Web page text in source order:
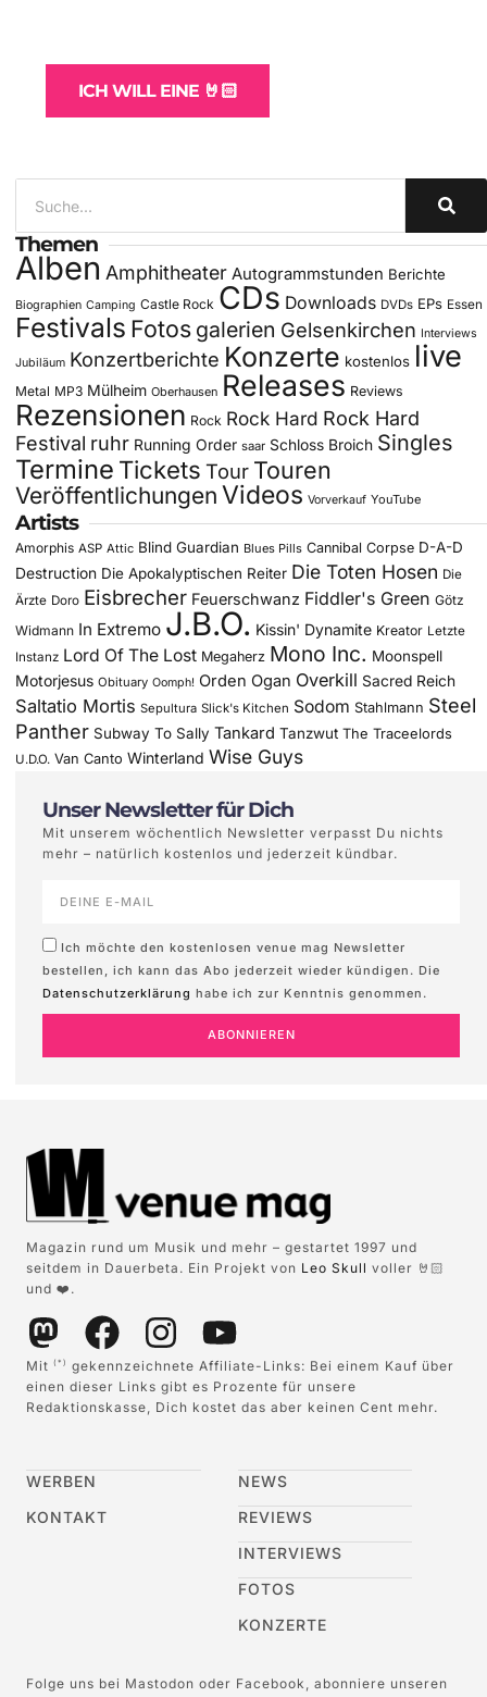
ICH WILL EINE 🤘🏻
Themen
Alben Amphitheater Autogrammstunden Berichte
Biographien Camping Castle Rock CDs Downloads DVDs EPs Essen
Festivals Fotos galerien Gelsenkirchen Interviews
Jubiläum Konzertberichte Konzerte kostenlos live
Metal MP3 Mülheim Oberhausen Releases Reviews
Rezensionen Rock Rock Hard Rock Hard
Festival ruhr Running Order saar Schloss Broich Singles
Termine Tickets Tour Touren
Veröffentlichungen Videos Vorverkauf YouTube
Artists
Amorphis ASP Attic Blind Guardian Blues Pills Cannibal Corpse D-A-D
Destruction Die Apokalyptischen Reiter Die Toten Hosen Die
Ärzte Doro Eisbrecher Feuerschwanz Fiddler's Green Götz
Widmann In Extremo J.B.O. Kissin' Dynamite Kreator Letzte
Instanz Lord Of The Lost Megaherz Mono Inc. Moonspell
Motorjesus Obituary Oomph! Orden Ogan Overkill Sacred Reich
Saltatio Mortis Sepultura Slick's Kitchen Sodom Stahlmann Steel
Panther Subway To Sally Tankard Tanzwut The Traceelords
U.D.O. Van Canto Winterland Wise Guys
Unser Newsletter für Dich
Mit unserem wöchentlich Newsletter verpasst Du nichts
mehr – natürlich kostenlos und jederzeit kündbar.
Ich möchte den kostenlosen venue mag Newsletter
bestellen, ich kann das Abo jederzeit wieder kündigen. Die
Datenschutzerklärung habe ich zur Kenntnis genommen.
ABONNIEREN
Magazin rund um Musik und mehr – gestartet 1997 und
seitdem in Dauerbeta. Ein Projekt von Leo Skull voller 🤘🏻
und ❤️.
Mit (*)
gekennzeichnete Affiliate-Links: Bei einem Kauf über
einen dieser Links gibt es Prozente für unsere
Redaktionskasse, Dich kostet das aber keinen Cent mehr.
WERBEN
KONTAKT
NEWS
REVIEWS
INTERVIEWS
FOTOS
KONZERTE
Folge uns bei Mastodon oder Facebook, abonniere unseren